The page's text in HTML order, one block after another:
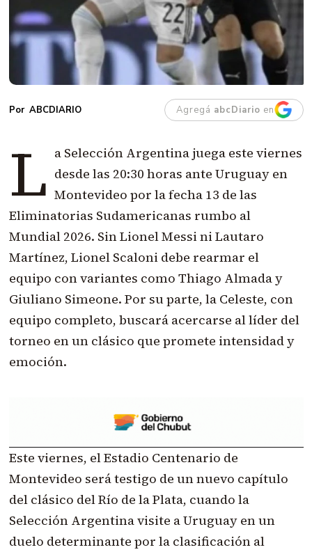
ABCDIARIO Agregá abcDiario en
L a Selección Argentina juega este viernes
desde las 20:30 horas ante Uruguay en
Montevideo por la fecha 13 de las
Eliminatorias Sudamericanas rumbo al
Mundial 2026. Sin Lionel Messi ni Lautaro
Martínez, Lionel Scaloni debe rearmar el
equipo con variantes como Thiago Almada y
Giuliano Simeone. Por su parte, la Celeste, con
equipo completo, buscará acercarse al líder del
torneo en un clásico que promete intensidad y
emoción.
Este viernes, el Estadio Centenario de
Montevideo será testigo de un nuevo capítulo
del clásico del Río de la Plata, cuando la
Selección Argentina visite a Uruguay en un
duelo determinante por la clasificación al